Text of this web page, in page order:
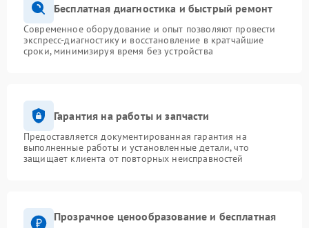
Бесплатная диагностика и быстрый ремонт
Современное оборудование и опыт позволяют провести
экспресс-диагностику и восстановление в кратчайшие
сроки, минимизируя время без устройства
Гарантия на работы и запчасти
Предоставляется документированная гарантия на
выполненные работы и установленные детали, что
защищает клиента от повторных неисправностей
Прозрачное ценообразование и бесплатная